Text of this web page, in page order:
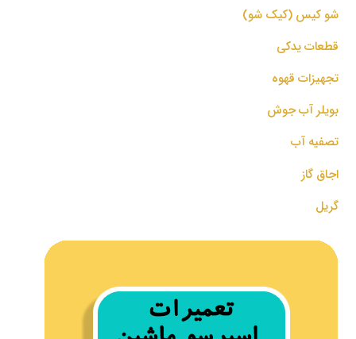
شو کیس (کیک شو)
قطعات یدکی
تجهیزات قهوه
بویلر آب جوش
تصفیه آب
اجاق گاز
گریل